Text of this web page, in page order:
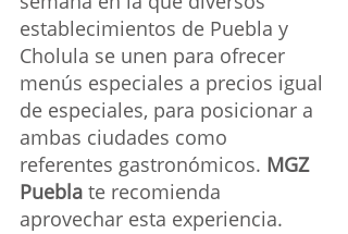
establecimientos de Puebla y
Cholula se unen para ofrecer
menús especiales a precios igual
de especiales, para posicionar a
ambas ciudades como
referentes gastronómicos. MGZ
Puebla te recomienda
aprovechar esta experiencia.